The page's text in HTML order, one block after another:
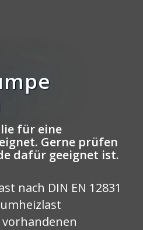
für eine
Gerne prüfen
dafür geeignet ist.
nach DIN EN 12831